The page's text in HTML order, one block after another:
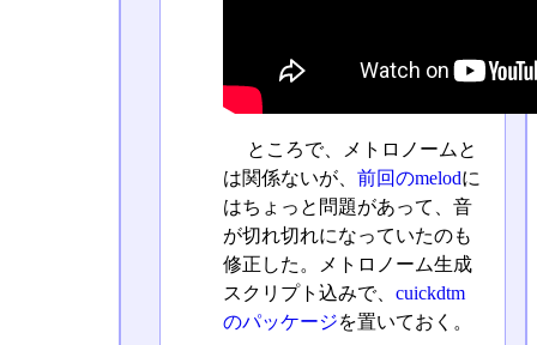
ところで、メトロノームと
は関係ないが、 前回のmelodに
はちょっと問題があって、音
が切れ切れになっていたのも
修正した。メトロノーム生成
スクリプト込みで、 cuickdtm
のパッケージを置いておく。